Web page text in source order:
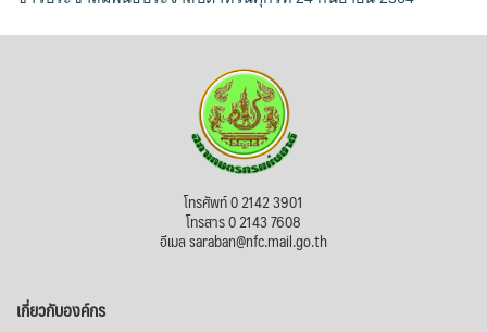
โทรศัพท์ 0 2142 3901
โทรสาร 0 2143 7608
อีเมล saraban@nfc.mail.go.th
เกี่ยวกับองค์กร